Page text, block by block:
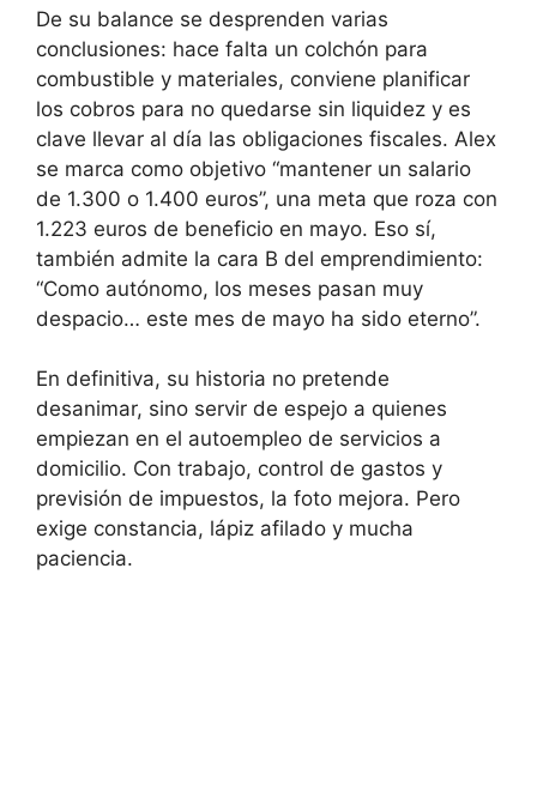
De su balance se desprenden varias
conclusiones: hace falta un colchón para
combustible y materiales, conviene planificar
los cobros para no quedarse sin liquidez y es
clave llevar al día las obligaciones fiscales. Alex
se marca como objetivo “mantener un salario
de 1.300 o 1.400 euros”, una meta que roza con
1.223 euros de beneficio en mayo. Eso sí,
también admite la cara B del emprendimiento:
“Como autónomo, los meses pasan muy
despacio… este mes de mayo ha sido eterno”.
En definitiva, su historia no pretende
desanimar, sino servir de espejo a quienes
empiezan en el autoempleo de servicios a
domicilio. Con trabajo, control de gastos y
previsión de impuestos, la foto mejora. Pero
exige constancia, lápiz afilado y mucha
paciencia.